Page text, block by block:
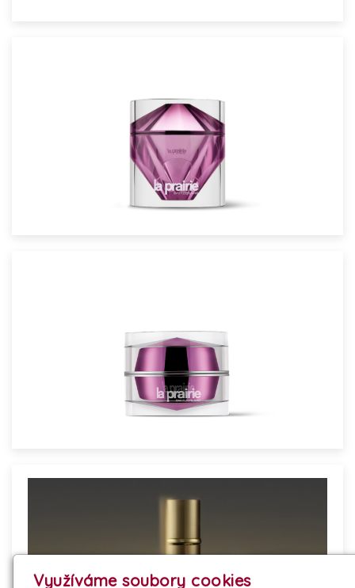
Využíváme soubory cookies